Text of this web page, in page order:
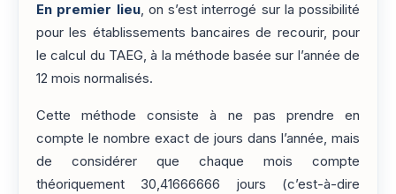
En premier lieu, on s’est interrogé sur la possibilité
pour les établissements bancaires de recourir, pour
le calcul du TAEG, à la méthode basée sur l’année de
12 mois normalisés.
Cette méthode consiste à ne pas prendre en
compte le nombre exact de jours dans l’année, mais
de considérer que chaque mois compte
théoriquement 30,41666666 jours (c’est-à-dire